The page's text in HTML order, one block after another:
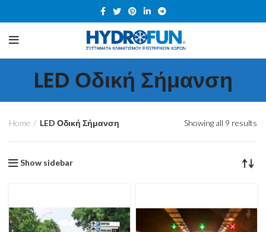
LED Οδική Σήμανση
Home LED Οδική Σήμανση Showing all 9 results
Show sidebar